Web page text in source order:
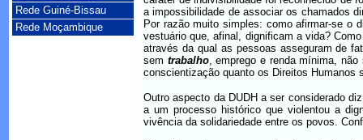
Rede Guiné-Bissau
Rede Moçambique
a impossibilidade de associar os chamados
Por razão muito simples: como afirmar-se o
vestuário que, afinal, dignificam a vida?
através da qual as pessoas asseguram de
sem trabalho, emprego e renda mínima,
conscientização quanto os Direitos
Outro aspecto da DUDH a ser considerado
a um processo histórico que violentou a
vivência da solidariedade entre os povos.